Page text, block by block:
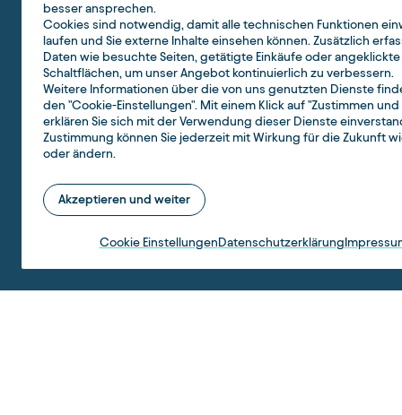
besser ansprechen.
Cookies sind notwendig, damit alle technischen Funktionen
laufen und Sie externe Inhalte einsehen können. Zusätzlich
Daten wie besuchte Seiten, getätigte Einkäufe oder angeklickte
Schaltflächen, um unser Angebot kontinuierlich zu verbessern.
Weitere Informationen über die von uns genutzten Dienste
den "Cookie-Einstellungen". Mit einem Klick auf "Zustimmen
erklären Sie sich mit der Verwendung dieser Dienste
Zustimmung können Sie jederzeit mit Wirkung für die Zukunft
oder ändern.
Akzeptieren und weiter
Cookie EinstellungenDatenschutzerklärung